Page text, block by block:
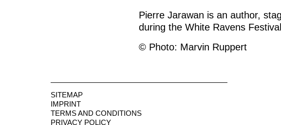
Pierre Jarawan is an author,
during the White Ravens
© Photo: Marvin Ruppert
SITEMAP
IMPRINT
TERMS AND CONDITIONS
PRIVACY POLICY